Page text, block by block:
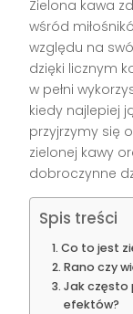
Zielona kawa
wśród
względu na
dzięki licznym
w pełni
kiedy najlepiej
przyjrzymy się
zielonej kawy
dobroczynne
Spis treści
Co to jest
Rano czy
Jak często
efektów?